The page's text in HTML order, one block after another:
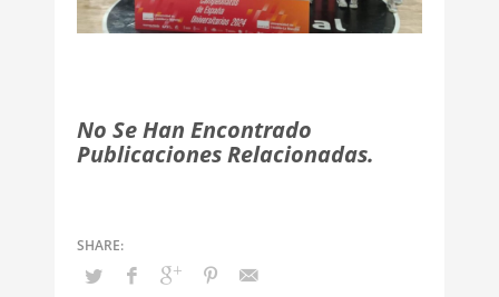
No Se Han Encontrado
Publicaciones Relacionadas.